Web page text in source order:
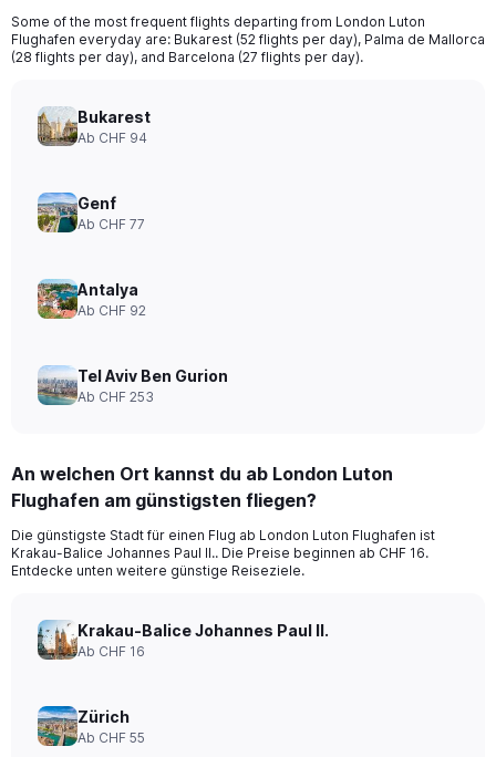
The
chart
has
Y
axis
Range:
0
to
Some of the most frequent flights departing from London Luton
Flughafen everyday are: Bukarest (52 flights per day), Palma de Mallorca
(28 flights per day), and Barcelona (27 flights per day).
Bukarest
Ab CHF 94
Genf
Ab CHF 77
Antalya
Ab CHF 92
Tel Aviv Ben Gurion
Ab CHF 253
An welchen Ort kannst du ab London Luton
Flughafen am günstigsten fliegen?
Die günstigste Stadt für einen Flug ab London Luton Flughafen ist
Krakau-Balice Johannes Paul II.. Die Preise beginnen ab CHF 16.
Entdecke unten weitere günstige Reiseziele.
Krakau-Balice Johannes Paul II.
Ab CHF 16
Zürich
Ab CHF 55